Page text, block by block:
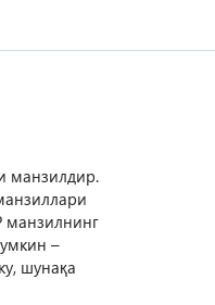
манзилдир.
манзилнинг
–
шунақа